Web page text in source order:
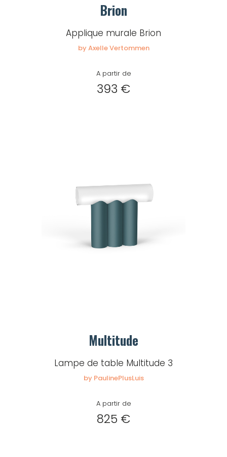
Brion
Applique murale Brion
by Axelle Vertommen
A partir de
393 €
Multitude
Lampe de table Multitude 3
by PaulinePlusLuis
A partir de
825 €